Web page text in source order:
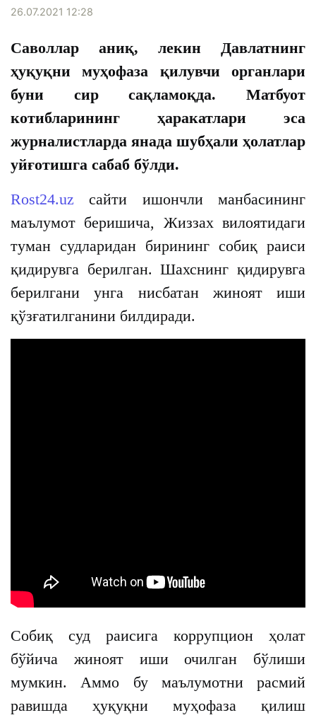
26.07.2021 12:28
Саволлар аниқ, лекин Давлатнинг
ҳуқуқни муҳофаза қилувчи органлари
буни сир сақламоқда. Матбуот
котибларининг ҳаракатлари эса
журналистларда янада шубҳали ҳолатлар
уйғотишга сабаб бўлди.
Rost24.uz сайти ишончли манбасининг
маълумот беришича, Жиззах вилоятидаги
туман судларидан бирининг собиқ раиси
қидирувга берилган. Шахснинг қидирувга
берилгани унга нисбатан жиноят иши
қўзғатилганини билдиради.
Собиқ суд раисига коррупцион ҳолат
бўйича жиноят иши очилган бўлиши
мумкин. Аммо бу маълумотни расмий
равишда ҳуқуқни муҳофаза қилиш